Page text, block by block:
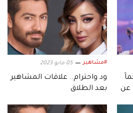
عن
#مشاهير 05 مايو 2023
ود واحترام.. علاقات المشاهير
بعد الطلاق